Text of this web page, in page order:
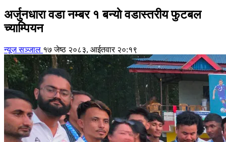
अर्जुनधारा वडा नम्बर १ बन्याे वडास्तरीय फुटबल
च्याम्पियन
न्यूज सञ्जाल १७ जेष्ठ २०८३, आईतवार २०:१९